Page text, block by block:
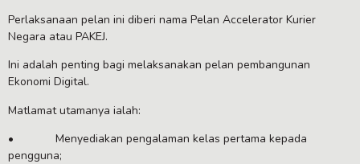
Perlaksanaan pelan ini diberi nama Pelan Accelerator Kurier
Negara atau PAKEJ.
Ini adalah penting bagi melaksanakan pelan pembangunan
Ekonomi Digital.
Matlamat utamanya ialah:
• Menyediakan pengalaman kelas pertama kepada
pengguna;